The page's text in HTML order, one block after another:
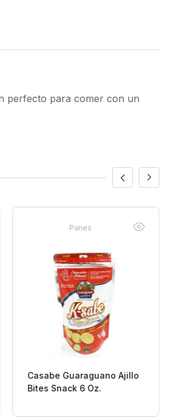
perfecto para comer con un
Panes
Casabe Guaraguano Ajillo
Bites Snack 6 Oz.